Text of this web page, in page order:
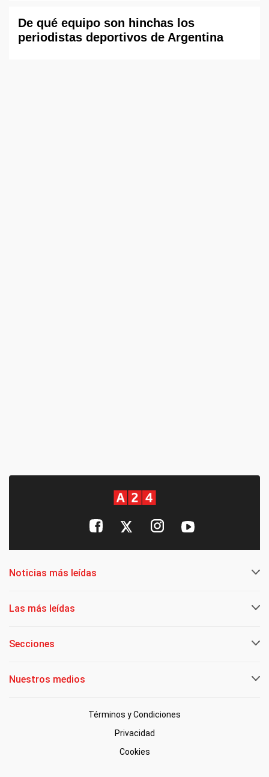
De qué equipo son hinchas los
periodistas deportivos de Argentina
Noticias más leídas
Las más leídas
Secciones
Nuestros medios
Términos y Condiciones
Privacidad
Cookies